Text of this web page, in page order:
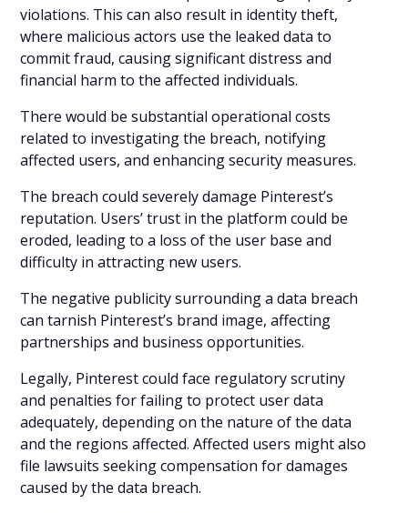
violations. This can also result in identity theft,
where malicious actors use the leaked data to
commit fraud, causing significant distress and
financial harm to the affected individuals.
There would be substantial operational costs
related to investigating the breach, notifying
affected users, and enhancing security measures.
The breach could severely damage Pinterest’s
reputation. Users’ trust in the platform could be
eroded, leading to a loss of the user base and
difficulty in attracting new users.
The negative publicity surrounding a data breach
can tarnish Pinterest’s brand image, affecting
partnerships and business opportunities.
Legally, Pinterest could face regulatory scrutiny
and penalties for failing to protect user data
adequately, depending on the nature of the data
and the regions affected. Affected users might also
file lawsuits seeking compensation for damages
caused by the data breach.